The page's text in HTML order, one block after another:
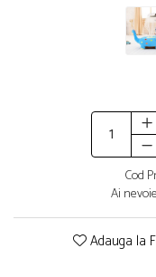
Cod
Ai
Adauga la